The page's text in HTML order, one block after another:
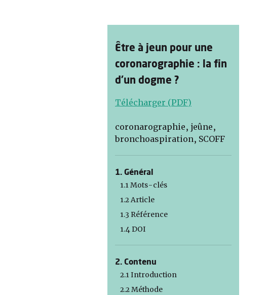
Être à jeun pour une
coronarographie : la fin
d’un dogme ?
Télécharger (PDF)
coronarographie, jeûne,
bronchoaspiration, SCOFF
1. Général
1.1 Mots-clés
1.2 Article
1.3 Référence
1.4 DOI
2. Contenu
2.1 Introduction
2.2 Méthode